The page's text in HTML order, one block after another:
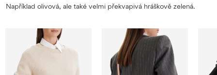
Například olivová, ale také velmi překvapivá hráškově zelená.